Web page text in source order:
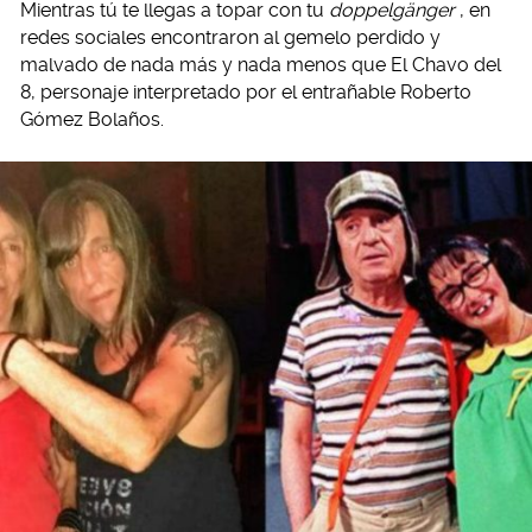
Mientras tú te llegas a topar con tu doppelgänger , en
redes sociales encontraron al gemelo perdido y
malvado de nada más y nada menos que El Chavo del
8, personaje interpretado por el entrañable Roberto
Gómez Bolaños.